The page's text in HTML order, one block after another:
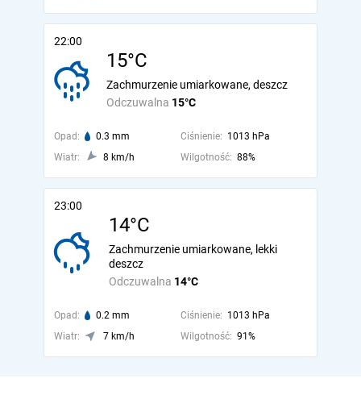
22:00
15°C
Odczuwalna 15°C
Zachmurzenie umiarkowane, deszcz
Opad: 0.3 mm Ciśnienie: 1013 hPa
Wiatr:
8 km/h Wilgotność: 88%
23:00
14°C
Odczuwalna 14°C
Zachmurzenie umiarkowane, lekki
deszcz
Opad: 0.2 mm Ciśnienie: 1013 hPa
Wiatr:
7 km/h Wilgotność: 91%